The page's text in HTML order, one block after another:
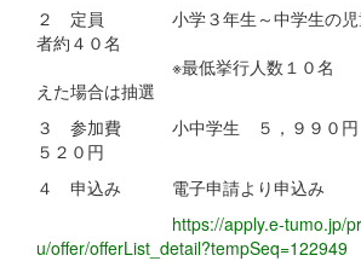
２ 定員 小学３年生～中学生の児童
者約４０名
※最低挙行人数１０名 申込
えた場合は抽選
３ 参加費 小中学生 ５，９９
５２０円
４ 申込み 電子申請より申込み
https://apply.e-tumo.jp/
u/offer/offerList_detail?tempSeq=122949